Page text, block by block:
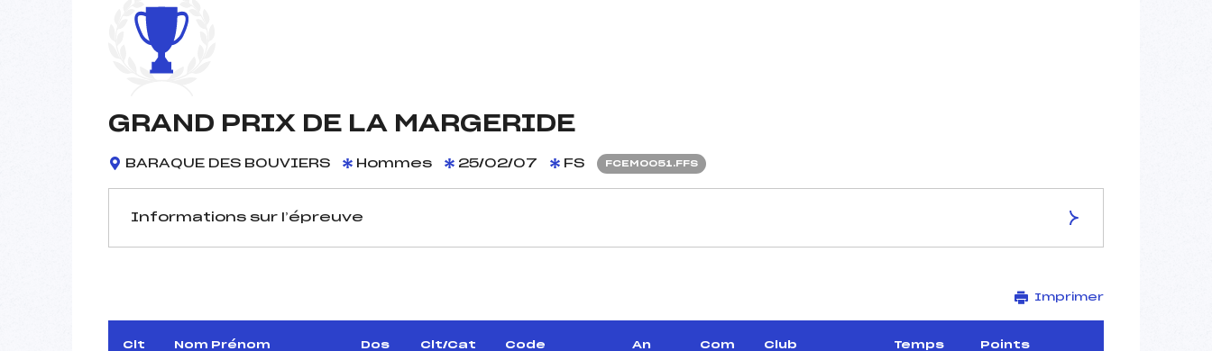
GRAND PRIX DE LA MARGERIDE
BARAQUE DES BOUVIERS Hommes 25/02/07 FS FCEM0051.FFS
Informations sur l’épreuve
D.T Adjoint :
–
Dir. Epreuve :
LAURES JACQUES (CE)
Piste de Replis
Distance :
10 km
Point Haut :
Imprimer
Clt Nom Prénom Dos Clt/Cat Code An Com Club Temps Points